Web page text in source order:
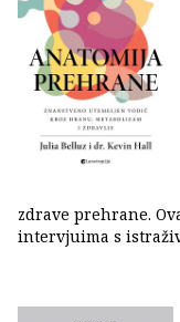
zdrave prehrane.
intervjuima s